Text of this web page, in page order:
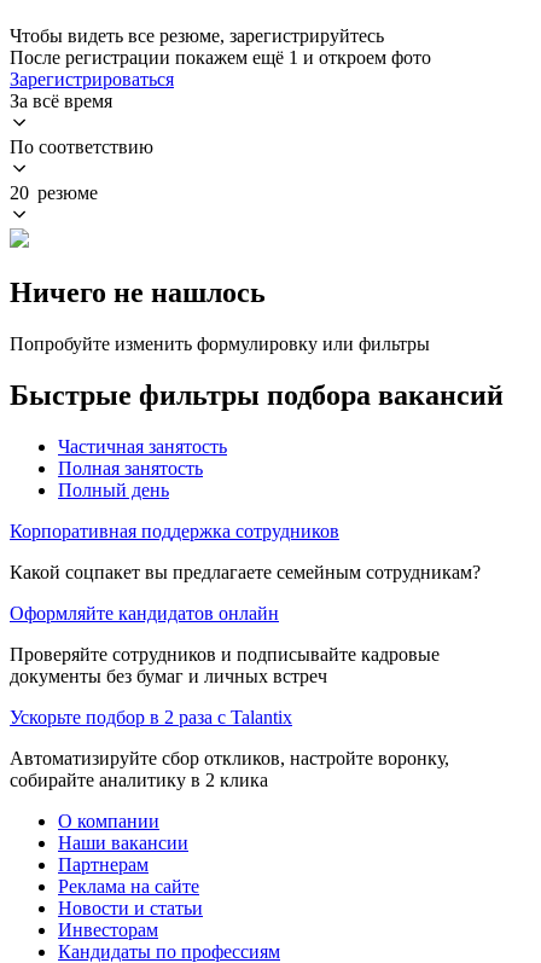
Чтобы видеть все резюме, зарегистрируйтесь
После регистрации покажем ещё 1 и откроем фото
Зарегистрироваться
За всё время
По соответствию
20 резюме
Ничего не нашлось
Попробуйте изменить формулировку или фильтры
Быстрые фильтры подбора вакансий
Частичная занятость
Полная занятость
Полный день
Корпоративная поддержка сотрудников
Какой соцпакет вы предлагаете семейным сотрудникам?
Оформляйте кандидатов онлайн
Проверяйте сотрудников и подписывайте кадровые
документы без бумаг и личных встреч
Ускорьте подбор в 2 раза с Talantix
Автоматизируйте сбор откликов, настройте воронку,
собирайте аналитику в 2 клика
О компании
Наши вакансии
Партнерам
Реклама на сайте
Новости и статьи
Инвесторам
Кандидаты по профессиям